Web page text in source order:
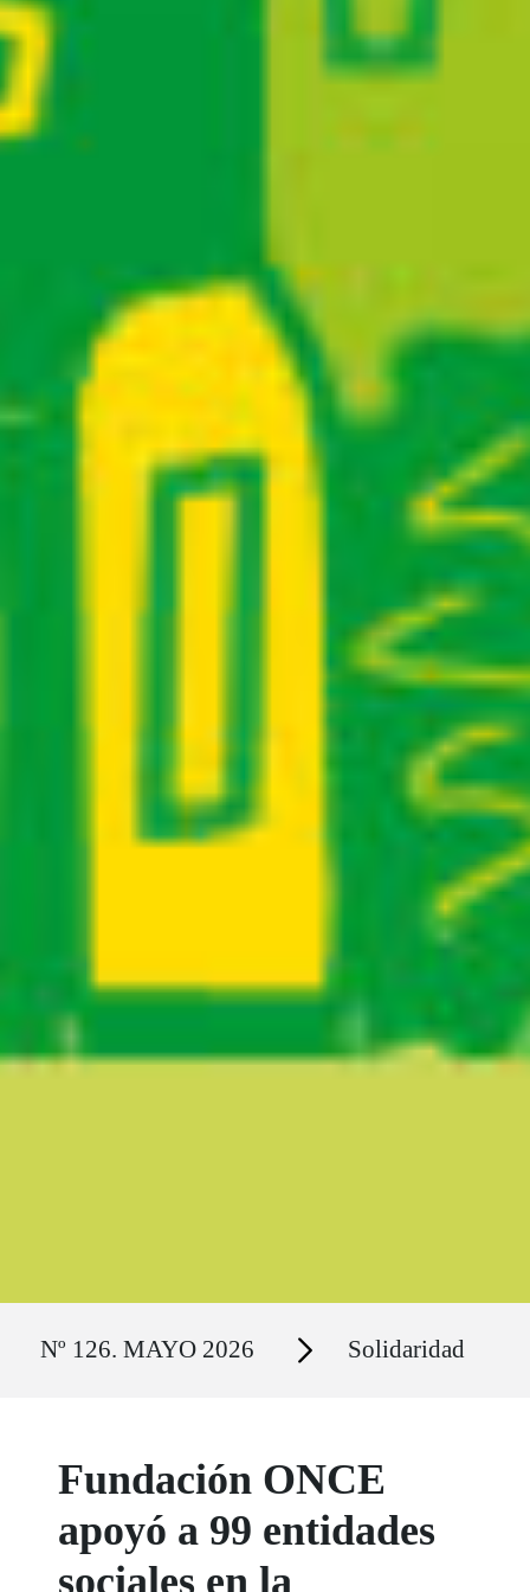
Nº 126. MAYO 2026 Secciones Solidaridad
Fundación ONCE
apoyó a 99 entidades
sociales en la